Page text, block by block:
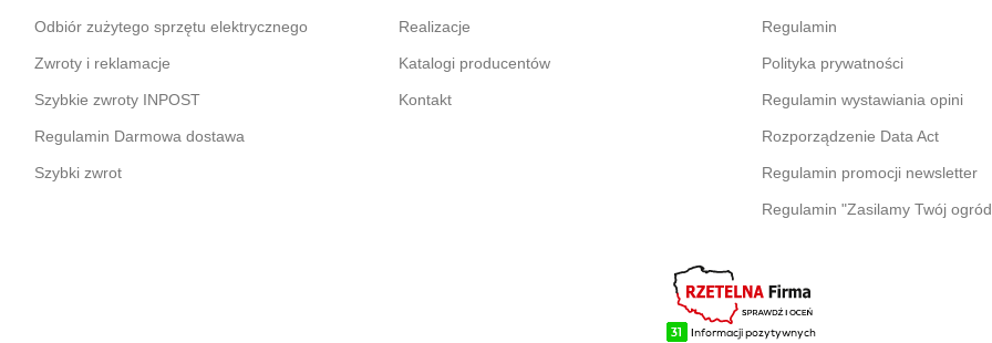
Odbiór zużytego sprzętu elektrycznego
Zwroty i reklamacje
Szybkie zwroty INPOST
Regulamin Darmowa dostawa
Szybki zwrot
Realizacje
Katalogi producentów
Kontakt
Regulamin
Polityka prywatności
Regulamin wystawiania opini
Rozporządzenie Data Act
Regulamin promocji newsletter
Regulamin "Zasilamy Twój